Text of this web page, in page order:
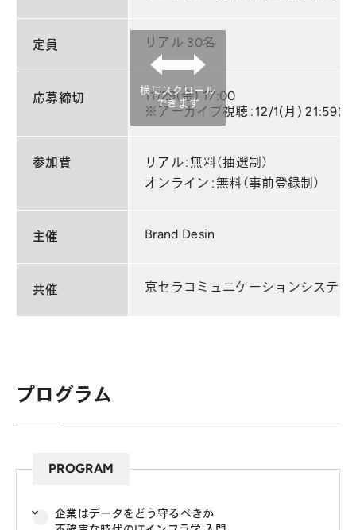
定員 リアル 30名
応募締切
11/29(金) 17:00
※アーカイブ視聴：12/1(月) 21:59ま
参加費
リアル：無料（抽選制）
オンライン：無料（事前登録制）
主催 Brand Desin
共催 京セラコミュニケーションシステム
横にスクロール
できます
プログラム
PROGRAM
企業はデータをどう守るべきか